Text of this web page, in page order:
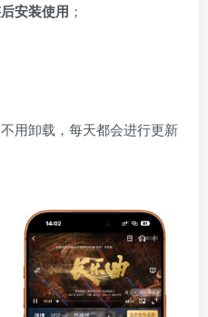
安装使用 ；
用卸载，每天都会进行更新